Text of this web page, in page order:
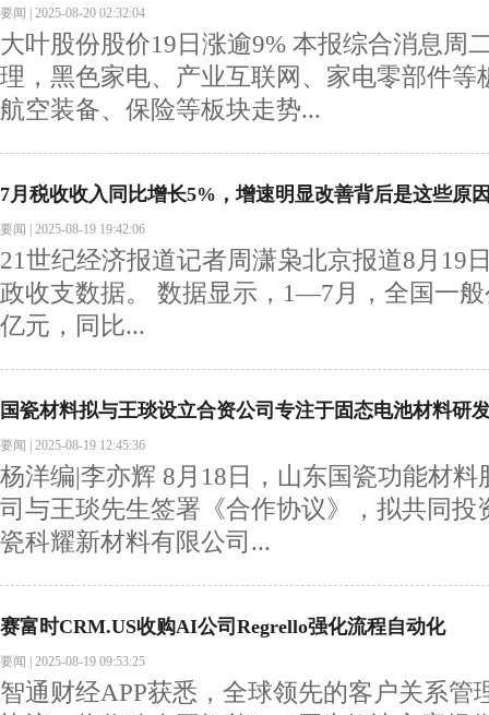
要闻 2025-08-20 02:32:04
大叶股份股价19日涨逾9% 本报综合消息周
理，黑色家电、产业互联网、家电零部件等
航空装备、保险等板块走势...
7月税收收入同比增长5%，增速明显改善背后是这些原
要闻 2025-08-19 19:42:06
21世纪经济报道记者周潇枭北京报道8月19
政收支数据。 数据显示，1—7月，全国一
亿元，同比...
国瓷材料拟与王琰设立合资公司专注于固态电池材料研
要闻 2025-08-19 12:45:36
杨洋编|李亦辉 8月18日，山东国瓷功能材
司与王琰先生签署《合作协议》，拟共同投
瓷科耀新材料有限公司...
赛富时CRM.US收购AI公司Regrello强化流程自动化
要闻 2025-08-19 09:53:25
智通财经APP获悉，全球领先的客户关系管